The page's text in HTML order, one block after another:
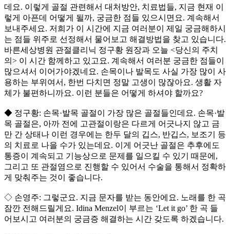
데요. 이렇게 골절 관련해서 대처방안, 치료법들, 지금 현재 이
렇게 아픈데 어떻게 될까, 궁금한 점들 있으시면요. 계속해서
보내주세요. 저희가 이 시간에 지금 여러분이 제일 궁금해하시
는 점들 위주로 선정해서 물어보고 해결방법을 찾고 있습니다.
바른세상병원 관절클리닉 정구황 원장과 오늘 <당신의 주치
의> 이 시간 함께하고 있고요. 계속해서 여러분 궁금한 점들이
많으셔서 이어가야겠네요. 손목이나 발목도 사실 가장 많이 사
용하는 부위여서, 한번 다치면 정말 고생이 많잖아요. 생활 자
체가 불편하니까요. 이런 분들은 어떻게 하셔야 할까요?
◆ 정구황: 손목·발목 골절이 가장 많은 골절들인데요. 손목·발
목 골절은, 아까 전에 고관절이랑은 다르게 어긋나지 않고 금
만 간 상태나 이런 경우에는 한두 달의 깁스, 반깁스, 보조기 등
의 치료로 나을 수가 있는데요. 이게 어긋난 골절은 추후에도
통증이 계속되고 기능상으로 문제를 일으킬 수 있기 때문에,
그리고 또 관절염으로 진행할 수 있어서 수술을 통해서 정확하
게 맞춰주는 것이 좋습니다.
◇ 손영주: 그렇군요. 지금 문자를 받는 동안에요. 노래를 한 곡
잠깐 전해드릴게요. Idina Menzel이 부르는 ‘Let it go’ 한 곡 들
어보시고 여러분의 궁금증 해결하는 시간 갖도록 하겠습니다.